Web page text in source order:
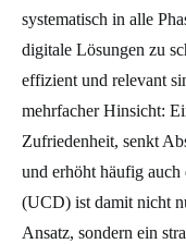
systematisch in alle
digitale Lösungen zu
effizient und relevant
mehrfacher Hinsicht:
Zufriedenheit, senkt
und erhöht häufig
(UCD) ist damit nicht
Ansatz, sondern ein